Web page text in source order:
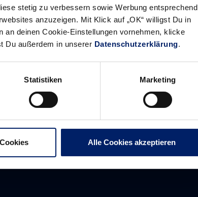
stetig zu verbessern sowie Werbung entsprechend
anzuzeigen. Mit Klick auf „OK“ willigst Du in
an deinen Cookie-Einstellungen vornehmen, klicke
Du außerdem in unserer Datenschutzerklärung.
Statistiken Marketing
Alle Cookies akzeptieren
Sieg
zum
des